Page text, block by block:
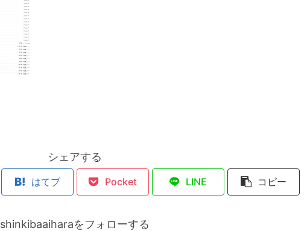
シェアする
はてブ Pocket LINE コピー
shinkibaaiharaをフォローする